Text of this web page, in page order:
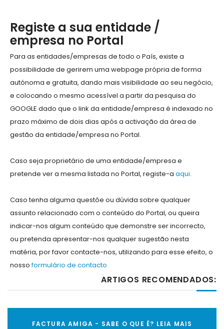
Registe a sua entidade /
empresa no Portal
Para as entidades/empresas de todo o País, existe a
possibilidade de gerirem uma webpage própria de forma
autónoma e gratuita, dando mais visibilidade ao seu negócio,
e colocando o mesmo acessível a partir da pesquisa do
GOOGLE dado que o link da entidade/empresa é indexado no
prazo máximo de dois dias após a activação da área de
gestão da entidade/empresa no Portal.
Caso seja proprietário de uma entidade/empresa e
pretende ver a mesma listada no Portal, registe-a aqui.
Caso tenha alguma questõe ou dúvida sobre qualquer
assunto relacionado com o conteúdo do Portal, ou queira
indicar-nos algum conteúdo que demonstre ser incorrecto,
ou pretenda apresentar-nos qualquer sugestão nesta
matéria, por favor contacte-nos, utilizando para esse efeito, o
nossoformulário de contacto
ARTIGOS RECOMENDADOS:
FACTURA AMIGA - SABE O QUE É? LEIA MAIS